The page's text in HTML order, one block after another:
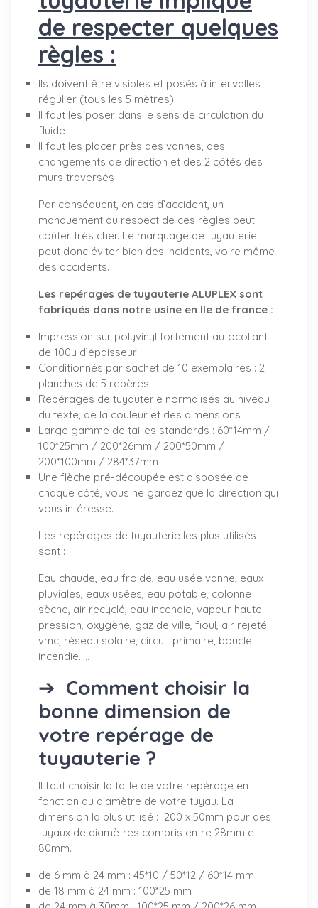
de respecter quelques
règles :
Ils doivent être visibles et posés à intervalles
régulier (tous les 5 mètres)
Il faut les poser dans le sens de circulation du
fluide
Il faut les placer près des vannes, des
changements de direction et des 2 côtés des
murs traversés
Par conséquent, en cas d’accident, un
manquement au respect de ces règles peut
coûter très cher. Le marquage de tuyauterie
peut donc éviter bien des incidents, voire même
des accidents.
Les repérages de tuyauterie ALUPLEX sont
fabriqués dans notre usine en Ile de france :
Impression sur polyvinyl fortement autocollant
de 100µ d’épaisseur
Conditionnés par sachet de 10 exemplaires : 2
planches de 5 repères
Repérages de tuyauterie normalisés au niveau
du texte, de la couleur et des dimensions
Large gamme de tailles standards : 60*14mm /
100*25mm / 200*26mm / 200*50mm /
200*100mm / 284*37mm
Une flèche pré-découpée est disposée de
chaque côté, vous ne gardez que la direction qui
vous intéresse.
Les repérages de tuyauterie les plus utilisés
sont :
Eau chaude, eau froide, eau usée vanne, eaux
pluviales, eaux usées, eau potable, colonne
sèche, air recyclé, eau incendie, vapeur haute
pression, oxygène, gaz de ville, fioul, air rejeté
vmc, réseau solaire, circuit primaire, boucle
incendie.....
➔ Comment choisir la
bonne dimension de
votre repérage de
tuyauterie ?
Il faut choisir la taille de votre repérage en
fonction du diamètre de votre tuyau. La
dimension la plus utilisé : 200 x 50mm pour des
tuyaux de diamètres compris entre 28mm et
80mm.
de 6 mm à 24 mm : 45*10 / 50*12 / 60*14 mm
de 18 mm à 24 mm : 100*25 mm